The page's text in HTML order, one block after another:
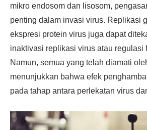
mikro endosom dan lisosom,
penting dalam invasi virus. Replikasi
ekspresi protein virus juga dapat
inaktivasi replikasi virus atau regulasi
Namun, semua yang telah diamati
menunjukkan bahwa efek
pada tahap antara perlekatan virus